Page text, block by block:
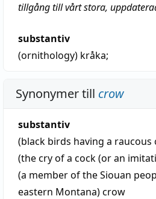
tillgång till vårt stora,
substantiv
(ornithology) kråka;
Synonymer till crow
substantiv
(black birds having a raucous
(the cry of a cock (or an
(a member of the Siouan
eastern Montana)crow